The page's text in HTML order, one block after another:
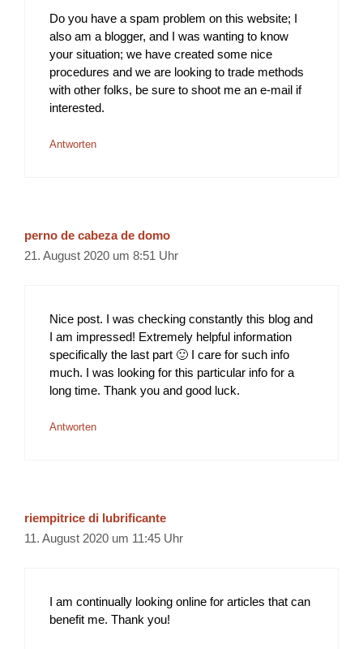
Do you have a spam problem on this website; I
also am a blogger, and I was wanting to know
your situation; we have created some nice
procedures and we are looking to trade methods
with other folks, be sure to shoot me an e-mail if
interested.
Antworten
perno de cabeza de domo
21. August 2020 um 8:51 Uhr
Nice post. I was checking constantly this blog and
I am impressed! Extremely helpful information
specifically the last part 🙂 I care for such info
much. I was looking for this particular info for a
long time. Thank you and good luck.
Antworten
riempitrice di lubrificante
11. August 2020 um 11:45 Uhr
I am continually looking online for articles that can
benefit me. Thank you!